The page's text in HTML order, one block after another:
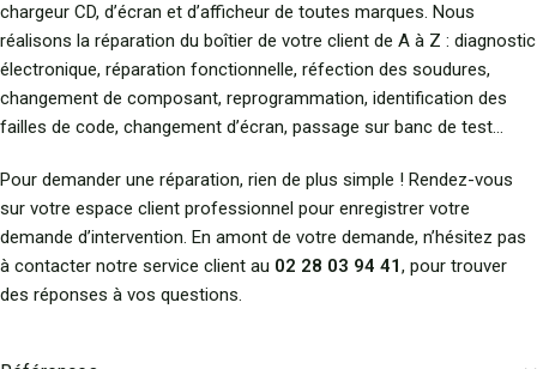
chargeur CD, d’écran et d’afficheur de toutes marques. Nous
réalisons la réparation du boîtier de votre client de A à Z : diagnostic
électronique, réparation fonctionnelle, réfection des soudures,
changement de composant, reprogrammation, identification des
failles de code, changement d’écran, passage sur banc de test…
Pour demander une réparation, rien de plus simple ! Rendez-vous
sur votre espace client professionnel pour enregistrer votre
demande d’intervention. En amont de votre demande, n’hésitez pas
à contacter notre service client au 02 28 03 94 41, pour trouver
des réponses à vos questions.